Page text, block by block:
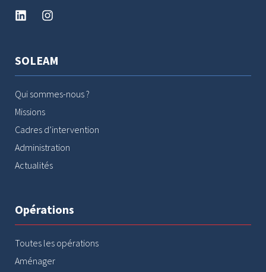
SOLEAM
Qui sommes-nous ?
Missions
Cadres d’intervention
Administration
Actualités
Opérations
Toutes les opérations
Aménager